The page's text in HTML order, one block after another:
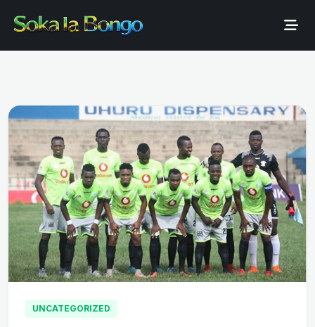
UNCATEGORIZED